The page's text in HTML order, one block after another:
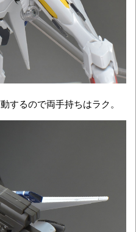
するので両手持ちはラク。